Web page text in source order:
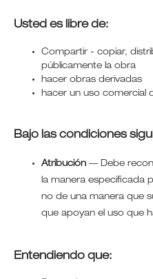
Usted es libre de:
Compartir - copiar,
públicamente la obra
hacer obras derivadas
hacer un uso comercial
Bajo las condiciones
Atribución— Debe
la manera especificada
no de una manera que
que apoyan el uso que
Entendiendo que: